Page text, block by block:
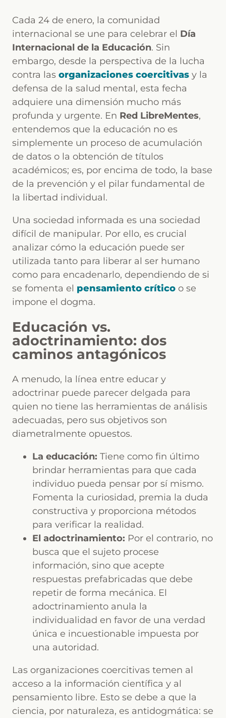
Cada 24 de enero, la comunidad
internacional se une para celebrar el Día
Internacional de la Educación. Sin
embargo, desde la perspectiva de la lucha
contra las organizaciones coercitivas y la
defensa de la salud mental, esta fecha
adquiere una dimensión mucho más
profunda y urgente. En Red LibreMentes,
entendemos que la educación no es
simplemente un proceso de acumulación
de datos o la obtención de títulos
académicos; es, por encima de todo, la base
de la prevención y el pilar fundamental de
la libertad individual.
Una sociedad informada es una sociedad
difícil de manipular. Por ello, es crucial
analizar cómo la educación puede ser
utilizada tanto para liberar al ser humano
como para encadenarlo, dependiendo de si
se fomenta el pensamiento crítico o se
impone el dogma.
Educación vs.
adoctrinamiento: dos
caminos antagónicos
A menudo, la línea entre educar y
adoctrinar puede parecer delgada para
quien no tiene las herramientas de análisis
adecuadas, pero sus objetivos son
diametralmente opuestos.
La educación: Tiene como fin último
brindar herramientas para que cada
individuo pueda pensar por sí mismo.
Fomenta la curiosidad, premia la duda
constructiva y proporciona métodos
para verificar la realidad.
El adoctrinamiento: Por el contrario, no
busca que el sujeto procese
información, sino que acepte
respuestas prefabricadas que debe
repetir de forma mecánica. El
adoctrinamiento anula la
individualidad en favor de una verdad
única e incuestionable impuesta por
una autoridad.
Las organizaciones coercitivas temen al
acceso a la información científica y al
pensamiento libre. Esto se debe a que la
ciencia, por naturaleza, es antidogmática: se